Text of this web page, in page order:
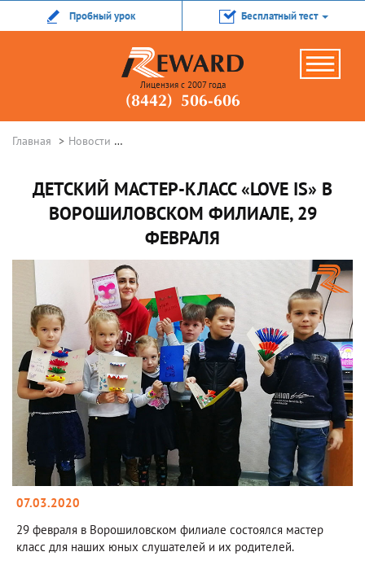
Пробный урок Бесплатный тест
Лицензия с 2007 года
(8442) 506-606
Главная Новости
ДЕТСКИЙ МАСТЕР-КЛАСС «LOVE IS» В
ВОРОШИЛОВСКОМ ФИЛИАЛЕ, 29
ФЕВРАЛЯ
07.03.2020
29 февраля в Ворошиловском филиале состоялся мастер
класс для наших юных слушателей и их родителей.